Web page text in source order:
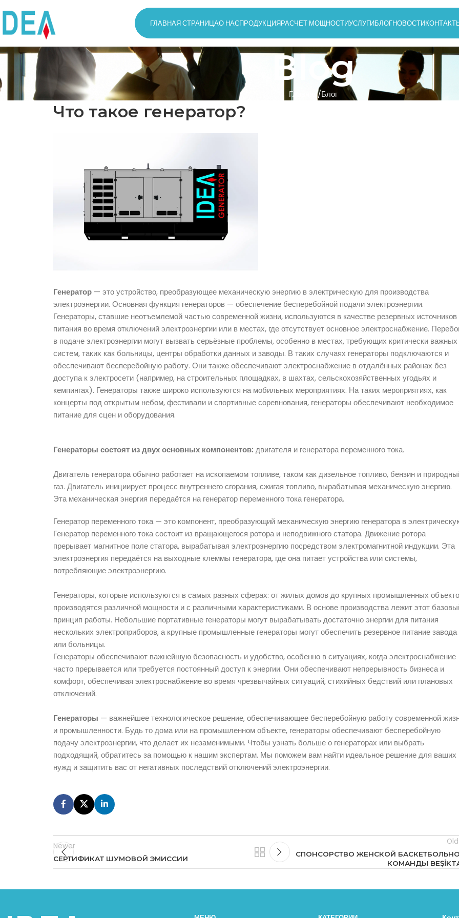
ГЛАВНАЯ СТРАНИЦАО НАСПРОДУКЦИЯРАСЧЕТ МОЩНОСТИУСЛУГИБЛОГНОВОСТИ
Blog
Главная Блог
Что такое генератор?
Генератор — это устройство, преобразующее механическую энергию в электрическую для производства
электроэнергии. Основная функция генераторов — обеспечение бесперебойной подачи электроэнергии.
Генераторы, ставшие неотъемлемой частью современной жизни, используются в качестве резервных источников
питания во время отключений электроэнергии или в местах, где отсутствует основное электроснабжение.
в подаче электроэнергии могут вызвать серьёзные проблемы, особенно в местах, требующих критически важных
систем, таких как больницы, центры обработки данных и заводы. В таких случаях генераторы подключаются и
обеспечивают бесперебойную работу. Они также обеспечивают электроснабжение в отдалённых районах без
доступа к электросети (например, на строительных площадках, в шахтах, сельскохозяйственных угодьях и
кемпингах). Генераторы также широко используются на мобильных мероприятиях. На таких мероприятиях, как
концерты под открытым небом, фестивали и спортивные соревнования, генераторы обеспечивают необходимое
питание для сцен и оборудования.
Генераторы состоят из двух основных компонентов:двигателя и генератора переменного тока.
Двигатель генератора обычно работает на ископаемом топливе, таком как дизельное топливо, бензин и
газ. Двигатель инициирует процесс внутреннего сгорания, сжигая топливо, вырабатывая механическую энергию.
Эта механическая энергия передаётся на генератор переменного тока генератора.
Генератор переменного тока — это компонент, преобразующий механическую энергию генератора в
Генератор переменного тока состоит из вращающегося ротора и неподвижного статора. Движение ротора
прерывает магнитное поле статора, вырабатывая электроэнергию посредством электромагнитной индукции. Эта
электроэнергия передаётся на выходные клеммы генератора, где она питает устройства или системы,
потребляющие электроэнергию.
Генераторы, которые используются в самых разных сферах: от жилых домов до крупных промышленных
производятся различной мощности и с различными характеристиками. В основе производства лежит этот
принцип работы. Небольшие портативные генераторы могут вырабатывать достаточно энергии для питания
нескольких электроприборов, а крупные промышленные генераторы могут обеспечить резервное питание завода
или больницы.
Генераторы обеспечивают важнейшую безопасность и удобство, особенно в ситуациях, когда электроснабжение
часто прерывается или требуется постоянный доступ к энергии. Они обеспечивают непрерывность бизнеса и
комфорт, обеспечивая электроснабжение во время чрезвычайных ситуаций, стихийных бедствий или плановых
отключений.
Генераторы — важнейшее технологическое решение, обеспечивающее бесперебойную работу современной
и промышленности. Будь то дома или на промышленном объекте, генераторы обеспечивают бесперебойную
подачу электроэнергии, что делает их незаменимыми. Чтобы узнать больше о генераторах или выбрать
подходящий, обратитесь за помощью к нашим экспертам. Мы поможем вам найти идеальное решение для ваших
нужд и защитить вас от негативных последствий отключений электроэнергии.
Newer
СЕРТИФИКАТ ШУМОВОЙ ЭМИССИИ
СПОНСОРСТВО ЖЕНСКОЙ
КОМАНДЫ